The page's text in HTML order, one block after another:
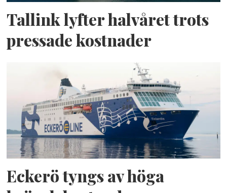
Tallink lyfter halvåret trots
pressade kostnader
Eckerö tyngs av höga